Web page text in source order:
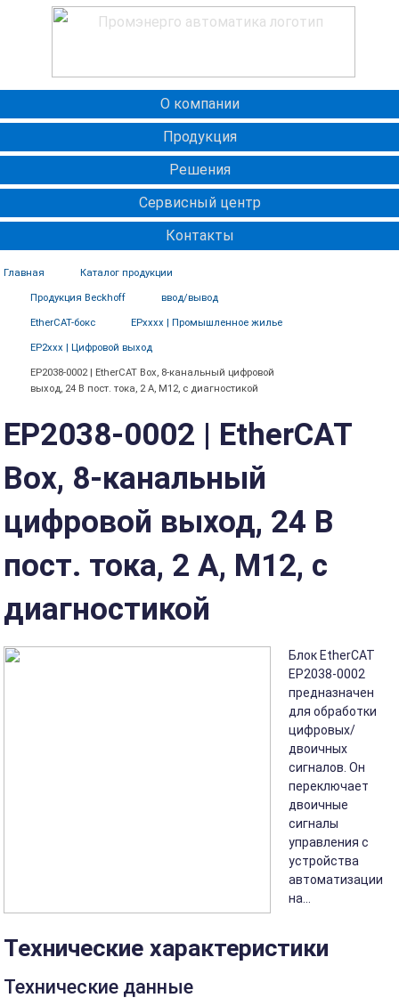
О компании
Продукция
Решения
Сервисный центр
Контакты
Главная Каталог продукции
Продукция Beckhoff ввод/вывод
EtherCAT-бокс EPxxxx | Промышленное жилье
EP2xxx | Цифровой выход
ЕР2038-0002 | EtherCAT Box, 8-канальный цифровой
выход, 24 В пост. тока, 2 А, M12, с диагностикой
ЕР2038-0002 | EtherCAT
Box, 8-канальный
цифровой выход, 24 В
пост. тока, 2 А, M12, с
диагностикой
Блок EtherCAT
EP2038-0002
предназначен
для обработки
цифровых/
двоичных
сигналов. Он
переключает
двоичные
сигналы
управления с
устройства
автоматизации
на...
Технические характеристики
Технические данные